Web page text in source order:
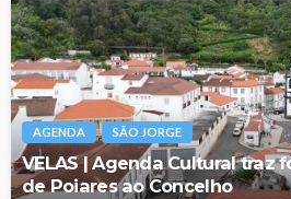
AGENDA SÃO JORGE
VELAS | Agenda Cultural traz
de Poiares ao Concelho